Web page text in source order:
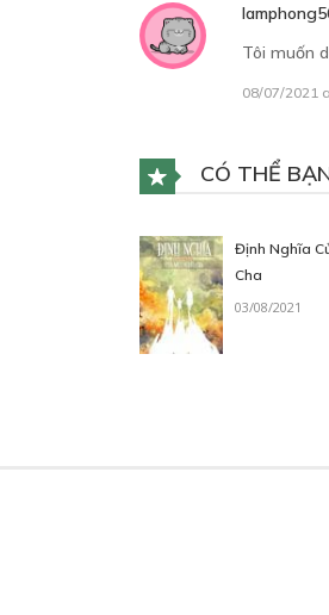
Tôi muốn
08/07/2021
CÓ THỂ
Định Nghĩa
Cha
03/08/2021